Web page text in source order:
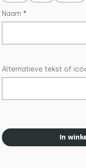
Naam *
Alternatieve tekst of
In